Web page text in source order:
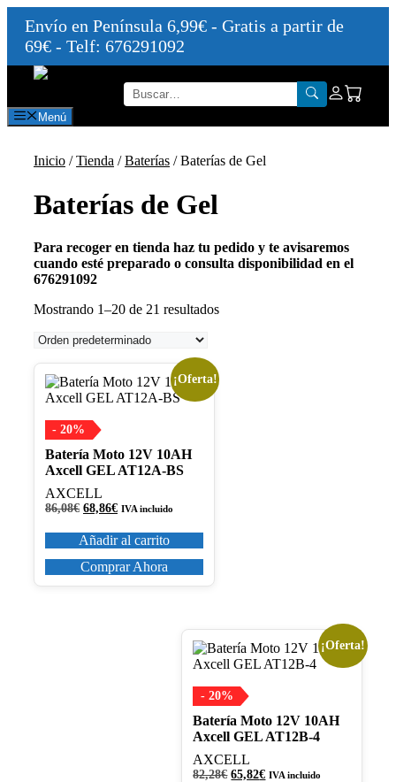
Envío en Península 6,99€ - Gratis a partir de
69€ - Telf: 676291092
Saltar
contenido
Menú
Inicio /Tienda /Baterías / Baterías de Gel
Baterías de Gel
Para recoger en tienda haz tu pedido y te avisaremos
cuando esté preparado o consulta disponibilidad en el
676291092
Mostrando 1–20 de 21 resultados
¡Oferta!
- 20%
Batería Moto 12V 10AH
Axcell GEL AT12A-BS
AXCELL
86,08€ El
original
era:
86,08€.
68,86€El
actual
es:
68,86€.
IVA incluido
Añadir al carrito
Comprar Ahora
¡Oferta!
- 20%
Batería Moto 12V 10AH
Axcell GEL AT12B-4
AXCELL
82,28€ El
65,82€ElIVA incluido